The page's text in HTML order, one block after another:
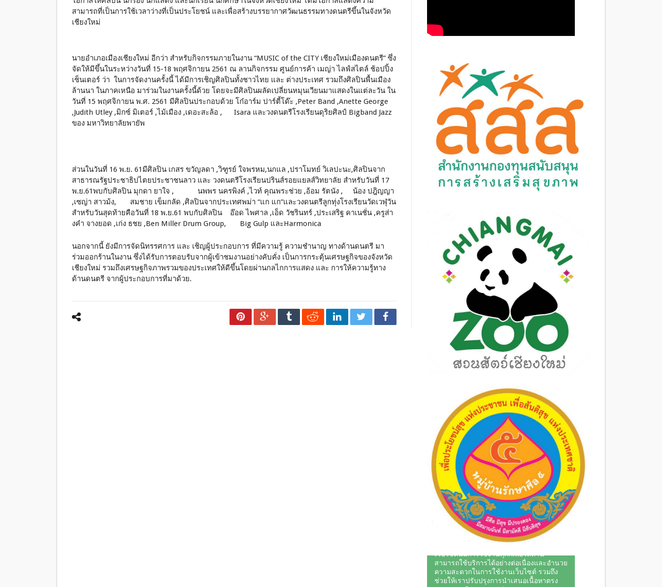
สามารถที่เป็นการใช้เวลาว่างที่เป็นประโยชน์ และเพื่อสร้างบรรยากาศวัฒนธรรมทางดนตรีขึ้นในจังหวัด
เชียงใหม่
นายอำเภอเมืองเชียงใหม่ อีกว่า สำหรับกิจกรรมภายในงาน “MUSIC of the CITY เชียงใหม่เมืองดนตรี” ซึ่ง
จัดให้มีขึ้นในระหว่างวันที่ 15-18 พฤศจิกายน 2561 ณ ลานกิจกรรม ศูนย์การค้า เมญ่า ไลฟ์สไตล์ ช้อปปิ้ง
เซ็นเตอร์ ว่า ในการจัดงานครั้งนี้ ได้มีการเชิญศิลปินทั้งชาวไทย และ ต่างประเทศ รวมถึงศิลปินพื้นเมือง
ล้านนา ในภาคเหนือ มาร่วมในงานครั้งนี้ด้วย โดยจะมีศิลปินผลัดเปลี่ยนหมุนเวียนมาแสดงในแต่ละวัน ใน
วันที่ 15 พฤศจิกายน พ.ศ. 2561 มีศิลปินประกอบด้วย โก๋อาร์ม ปาร์ตี้โด๊ะ ,Peter Band ,Anette George
,Judith Utley ,มิกซ์ มิเตอร์ ,ไม้เมือง ,เดอะสะล้อ , Isara และวงดนตรีโรงเรียนดุริยศิลป์ Bigband Jazz
ของ มหาวิทยาลัยพายัพ
ส่วนในวันที่ 16 พ.ย. 61มีศิลปิน เกสร ขวัญลดา ,วิฑูรย์ ใจพรหม,นกแล ,ปราโมทย์ วิเลปะนะ,ศิลปินจาก
สาธารณรัฐประชาธิปไตยประชาชนลาว และ วงดนตรีโรงเรียนปรินส์รอยแยลส์วิทยาลัย สำหรับวันที่ 17
พ.ย.61พบกับศิลปิน มุกดา ยาใจ , นพพร นครพิงค์ ,ไวท์ คุณพระช่วย ,อ้อม รัตนัง , น้อง ปฎิญญา
,เซญ่า สาวม้ง, สมชาย เข็มกลัด ,ศิลปินจากประเทศพม่า “แก แก”และวงดนตรีลูกทุ่งโรงเรียนวัดเวฬุวัน
สำหรับวันสุดท้ายคือวันที่ 18 พ.ย.61 พบกับศิลปิน อ๊อด ไพศาล ,เอ็ด วัชรินทร์ ,ประเสริฐ คาเนชั่น ,ครูส่า
งคำ จางยอด ,เก่ง ธชย ,Ben Miller Drum Group, Big Gulp และHarmonica
นอกจากนี้ ยังมีการจัดนิทรรศการ และ เชิญผู้ประกอบการ ที่มีความรู้ ความชำนาญ ทางด้านดนตรี มา
ร่วมออกร้านในงาน ซึ่งได้รับการตอบรับจากผู้เข้าชมงานอย่างคับคั่ง เป็นการกระตุ้นเศรษฐกิจของจังหวัด
เชียงใหม่ รวมถึงเศรษฐกิจภาพรวมของประเทศให้ดีขึ้นโดยผ่านกลไกการแสดง และ การให้ความรู้ทาง
ด้านดนตรี จากผู้ประกอบการที่มาด้วย.